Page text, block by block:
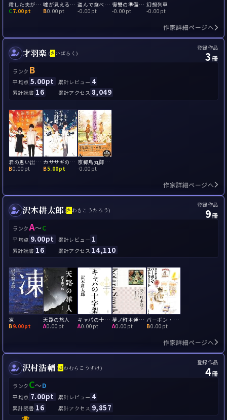
殺した夫が帰ってきました
C7.00pt
嘘が見える僕は、素直な君に恋をした
B0.00pt
盗んで食べて吐いても
-0.00pt
復讐の準備が整いました
-0.00pt
幻想列車
-0.00pt
作家詳細ページへ
才羽楽 (さ いばらく)
登録作品
3冊
ランク B
平均点 5.00pt 累計レビュー 4
累計読書 16 累計アクセス 8,049
君の思い出が消えたとしても
B0.00pt
カササギの計略
B5.00pt
京都烏丸御池の名探偵 僕が謎を解く理由
-0.00pt
作家詳細ページへ
沢木耕太郎 (さ わきこうたろう)
登録作品
9冊
ランクA～C
平均点 9.00pt 累計レビュー 1
累計読書 16 累計アクセス 14,110
凍
B9.00pt
天路の旅人
A0.00pt
キャパの十字架
A0.00pt
夢ノ町本通り ブック・エッセイ
A0.00pt
バーボン・ストリート
B0.00pt
作家詳細ページへ
沢村浩輔 (さ わむらこうすけ)
登録作品
4冊
ランク C～D
平均点 7.00pt 累計レビュー 4
累計読書 16 累計アクセス 9,857